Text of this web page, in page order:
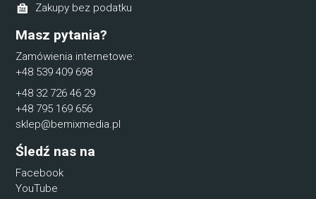
Zakupy bez podatku
Masz pytania?
Zamówienia internetowe:
+48 539 409 698
+48 32 726 46 29
+48 795 169 656
sklep@bemixmedia.pl
Śledź nas na
Facebook
YouTube